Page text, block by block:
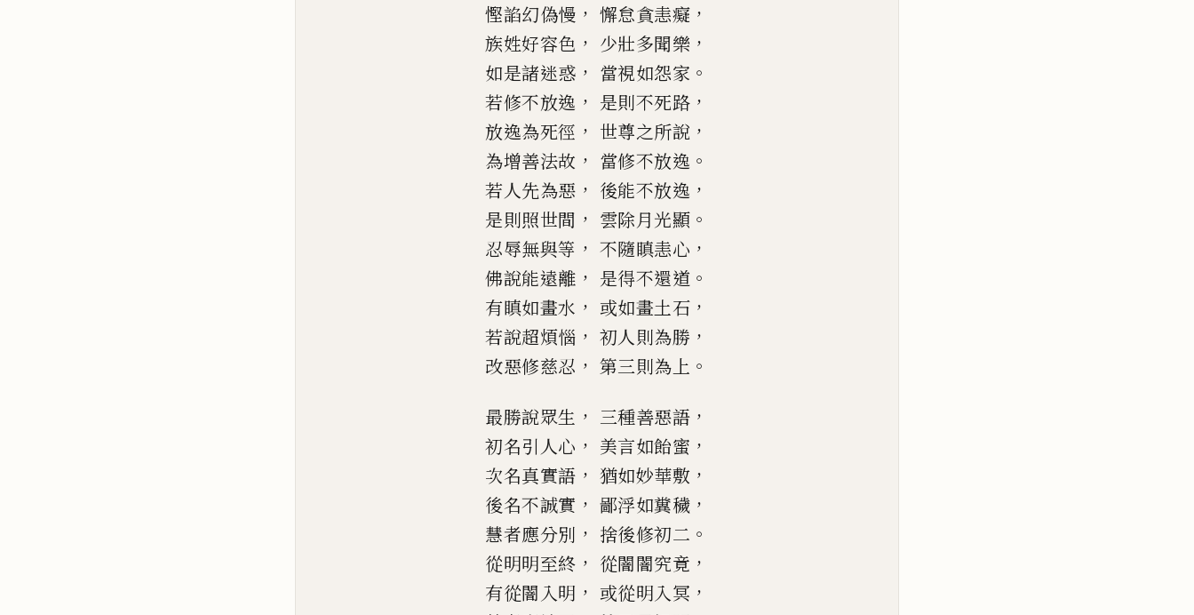
慳諂幻偽慢 ， 懈怠貪恚癡 ，
族姓好容色 ， 少壯多聞樂 ，
如是諸迷惑 ， 當視如怨家 。
若修不放逸 ， 是則不死路 ，
放逸為死徑 ， 世尊之所說 ，
為增善法故 ， 當修不放逸 。
若人先為惡 ， 後能不放逸 ，
是則照世間 ， 雲除月光顯 。
忍辱無與等 ， 不隨瞋恚心 ，
佛說能遠離 ， 是得不還道 。
有瞋如畫水 ， 或如畫土石 ，
若說超煩惱 ， 初人則為勝 ，
改惡修慈忍 ， 第三則為上 。
最勝說眾生 ， 三種善惡語 ，
初名引人心 ， 美言如飴蜜 ，
次名真實語 ， 猶如妙華敷 ，
後名不誠實 ， 鄙浮如糞穢 ，
慧者應分別 ， 捨後修初二 。
從明明至終 ， 從闇闇究竟 ，
有從闇入明 ， 或從明入冥 ，